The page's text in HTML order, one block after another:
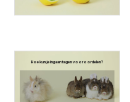
Hoe kun je ingaan tegen vooroordelen?